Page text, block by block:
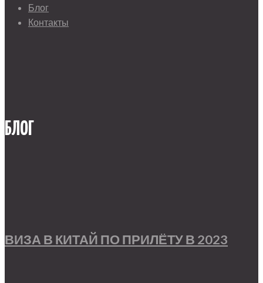
Блог
Контакты
БЛОГ
ВИЗА В КИТАЙ ПО ПРИЛЁТУ В 2023